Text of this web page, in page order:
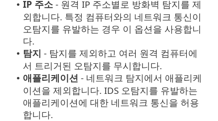
• IP 주소 - 원격 IP 주소별로 방화벽 탐지를 제
외합니다. 특정 컴퓨터와의 네트워크 통신이
오탐지를 유발하는 경우 이 옵션을 사용합니
다.
• 탐지 - 탐지를 제외하고 여러 원격 컴퓨터에
서 트리거된 오탐지를 무시합니다.
• 애플리케이션 - 네트워크 탐지에서 애플리케
이션을 제외합니다. IDS 오탐지를 유발하는
애플리케이션에 대한 네트워크 통신을 허용
합니다.